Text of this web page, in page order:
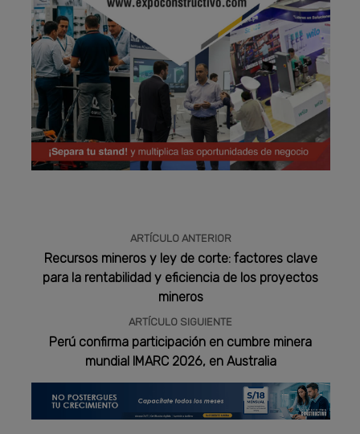
ARTÍCULO ANTERIOR
Recursos mineros y ley de corte: factores clave
para la rentabilidad y eficiencia de los proyectos
mineros
ARTÍCULO SIGUIENTE
Perú confirma participación en cumbre minera
mundial IMARC 2026, en Australia